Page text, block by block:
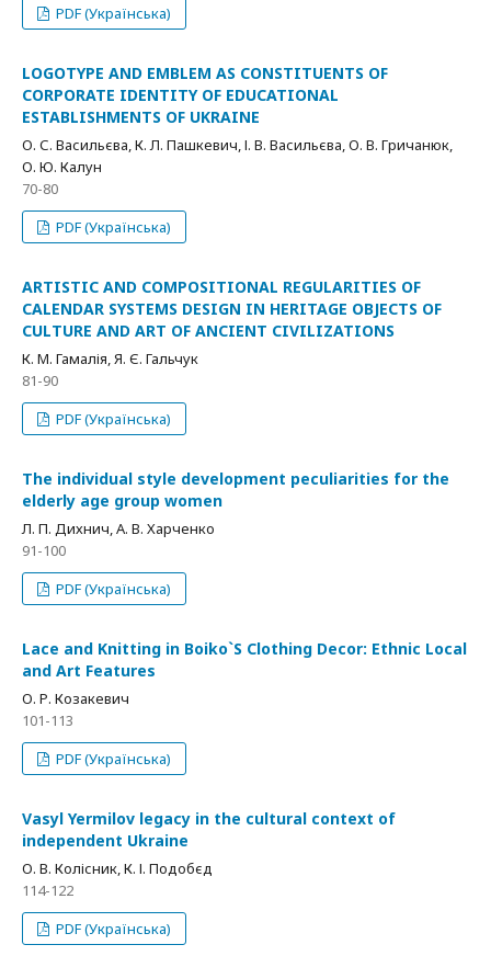
PDF (Українська)
LOGOTYPE AND EMBLEM AS CONSTITUENTS OF
CORPORATE IDENTITY OF EDUCATIONAL
ESTABLISHMENTS OF UKRAINE
О. С. Васильєва, К. Л. Пашкевич, І. В. Васильєва, О. В. Гричанюк,
О. Ю. Калун
70-80
PDF (Українська)
ARTISTIC AND COMPOSITIONAL REGULARITIES OF
CALENDAR SYSTEMS DESIGN IN HERITAGE OBJECTS OF
CULTURE AND ART OF ANCIENT CIVILIZATIONS
К. М. Гамалія, Я. Є. Гальчук
81-90
PDF (Українська)
The individual style development peculiarities for the
elderly age group women
Л. П. Дихнич, А. В. Харченко
91-100
PDF (Українська)
Lace and Knitting in Boiko`S Clothing Decor: Ethnic Local
and Art Features
О. Р. Козакевич
101-113
PDF (Українська)
Vasyl Yermilov legacy in the cultural context of
independent Ukraine
О. В. Колісник, К. І. Подобєд
114-122
PDF (Українська)